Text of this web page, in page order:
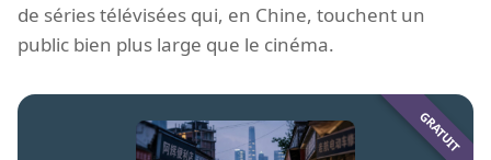
de séries télévisées qui, en Chine, touchent un
public bien plus large que le cinéma.